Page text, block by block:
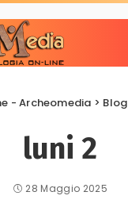
- Archeomedia > Blog
luni 2
28 Maggio 2025